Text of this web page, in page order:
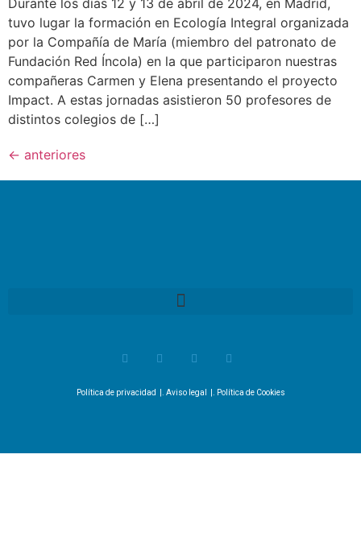
tuvo lugar la formación en Ecología Integral organizada
por la Compañía de María (miembro del patronato de
Fundación Red Íncola) en la que participaron nuestras
compañeras Carmen y Elena presentando el proyecto
Impact. A estas jornadas asistieron 50 profesores de
distintos colegios de […]
← anteriores
Política de privacidad Aviso legal Política de Cookies